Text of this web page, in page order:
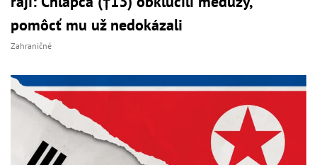
pomôcť mu už nedokázali
Zahraničné